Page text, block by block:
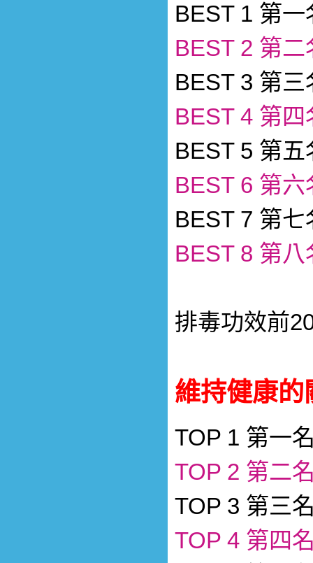
BEST 1 第
BEST 2 第
BEST 3 第
BEST 4 第
BEST 5 第
BEST 6 第
BEST 7 第
BEST 8 第
排毒功效前
維持健康的
TOP 1 第一
TOP 2 第二
TOP 3 第三
TOP 4 第四